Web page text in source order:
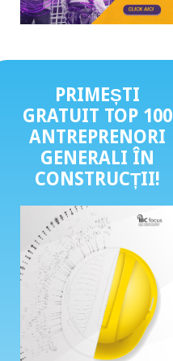
PRIMEȘTI
GRATUIT TOP 100
ANTREPRENORI
GENERALI ÎN
CONSTRUCȚII!